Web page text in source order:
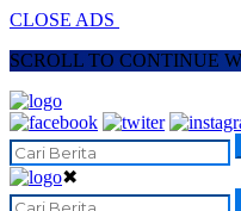
CLOSE ADS
SCROLL TO CONTINUE
✖